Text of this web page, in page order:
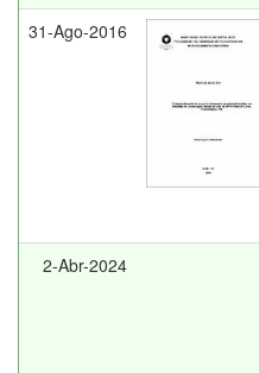
31-Ago-2016
2-Abr-2024